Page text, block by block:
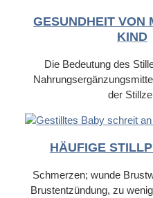
GESUNDHEIT VON
KIND
Die Bedeutung des
der
HÄUFIGE
Schmerzen; wunde
Brustentzündung, zu